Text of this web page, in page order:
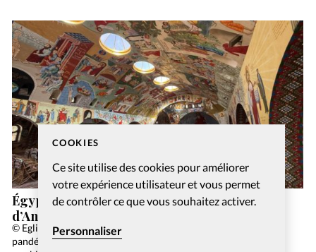
COOKIES
Ce site utilise des cookies pour améliorer
votre expérience utilisateur et vous permet
de contrôler ce que vous souhaitez activer.
Personnaliser
Égypte chrétienne copte: à la découverte
d’Anafora, oasis spirituelle dans le désert
© Eglise Centre de vie – Olivier Favre Quelle incidence la
pandémie a-t-elle eu sur la vitalité des Eglises? Publicité Il me